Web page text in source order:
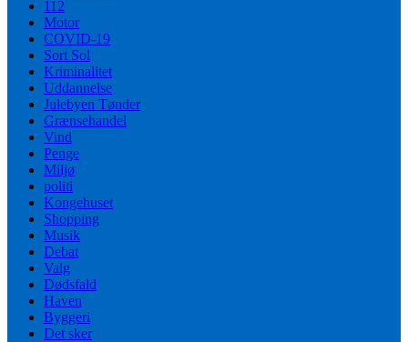
112
Motor
COVID-19
Sort Sol
Kriminalitet
Uddannelse
Julebyen Tønder
Grænsehandel
Vind
Penge
Miljø
politi
Kongehuset
Shopping
Musik
Debat
Valg
Dødsfald
Haven
Byggeri
Det sker